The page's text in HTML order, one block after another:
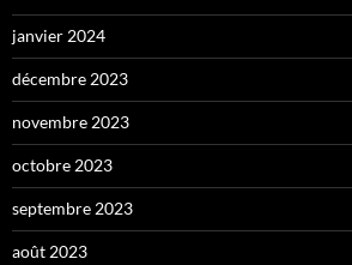
janvier 2024
décembre 2023
novembre 2023
octobre 2023
septembre 2023
août 2023